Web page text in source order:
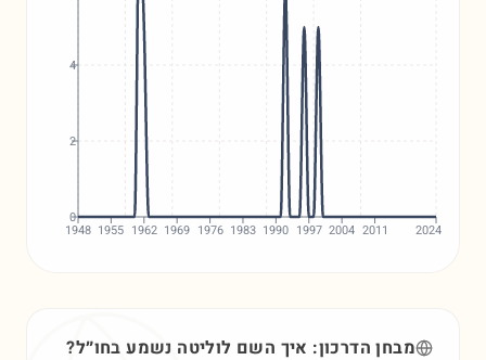
1948 1955 1962 1969 1976 1983 1990 1997 2004 2011 2024
0
2
4
מבחן הדרכון: איך השם לוליטה נשמע בחו״ל?